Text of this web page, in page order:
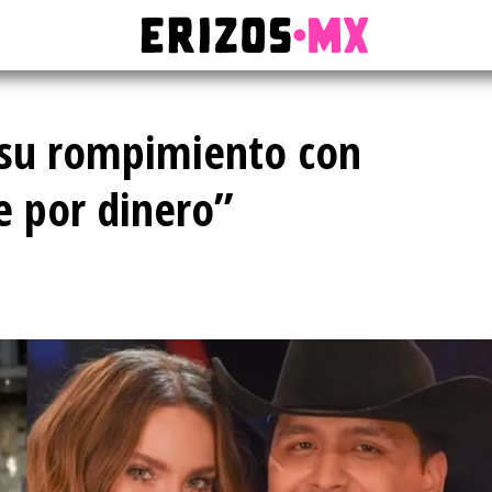
rompimiento con
por dinero”